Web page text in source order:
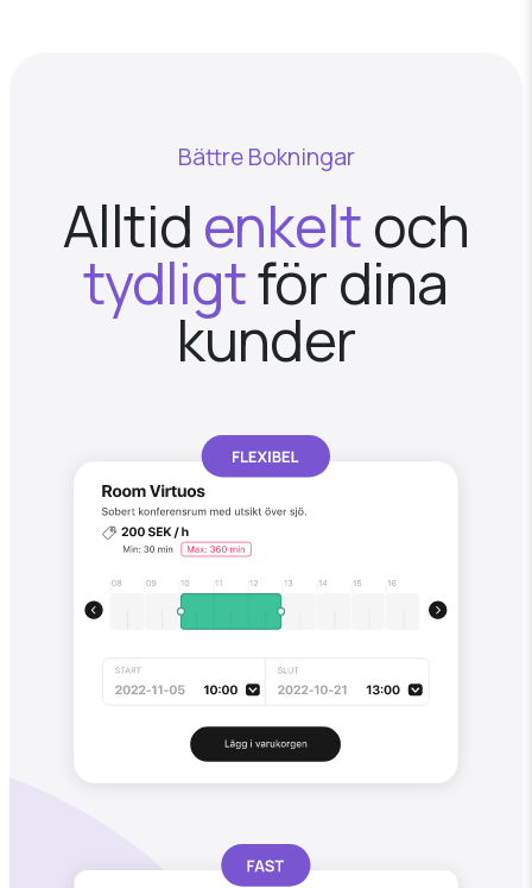
Bättre Bokningar
Alltid enkeltoch
tydligtför dina
kunder